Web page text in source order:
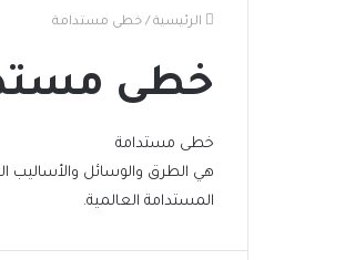
الرئيسية / خطى مستدامة
خطى
خطى مستدامة
هي الطرق والوسائل والأساليب
المستدامة العالمية.